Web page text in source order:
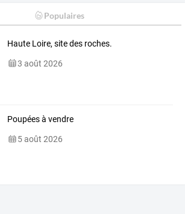
Populaires
Haute Loire, site des roches.
3 août 2026
Poupées à vendre
5 août 2026